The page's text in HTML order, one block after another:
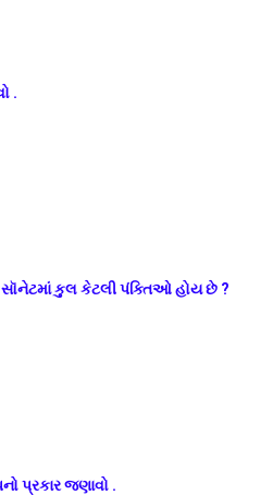
.
કુલ કેટલી પંક્તિઓ હોય છે ?
પ્રકાર જણાવો .